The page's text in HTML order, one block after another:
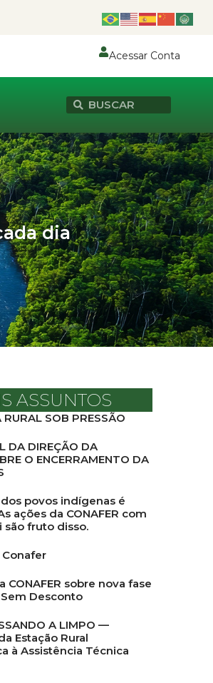
Acessar Conta
dia
ASSUNTOS
RURAL SOB PRESSÃO
DA DIREÇÃO DA
O ENCERRAMENTO DA
povos indígenas é
ações da CONAFER com
são fruto disso.
Conafer
CONAFER sobre nova fase
Desconto
A LIMPO —
Estação Rural
à Assistência Técnica